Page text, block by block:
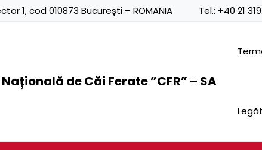
1, cod 010873 București – ROMANIA Tel.: +40 21
de Căi Ferate ”CFR” – SA